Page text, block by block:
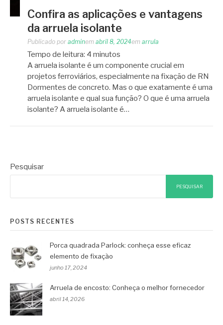
Confira as aplicações e vantagens
da arruela isolante
Publicado por adminem abril 8, 2024em arrula
Tempo de leitura: 4 minutos
A arruela isolante é um componente crucial em
projetos ferroviários, especialmente na fixação de RN
Dormentes de concreto. Mas o que exatamente é uma
arruela isolante e qual sua função? O que é uma arruela
isolante? A arruela isolante é…
Pesquisar
PESQUISAR
POSTS RECENTES
Porca quadrada Parlock: conheça esse eficaz
elemento de fixação
junho 17, 2024
Arruela de encosto: Conheça o melhor fornecedor
abril 14, 2026